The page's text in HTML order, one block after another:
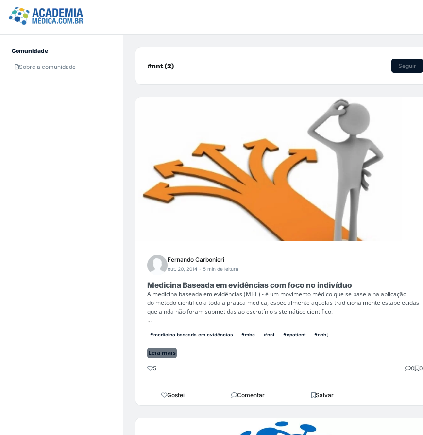
Comunidade
Sobre a comunidade #nnt (2) Seguir
Fernando Carbonieri
out. 20, 2014 - 5 min de leitura
Medicina Baseada em evidências com foco no indivíduo
A medicina baseada em evidências (MBE) - é um movimento médico que se baseia na aplicação
do método científico a toda a prática médica, especialmente àquelas tradicionalmente estabelecidas
que ainda não foram submetidas ao escrutínio sistemático científico.
...
#medicina baseada em evidências #mbe #nnt #epatient #nnh[
Leia mais
5 0 0
Gostei Comentar Salvar